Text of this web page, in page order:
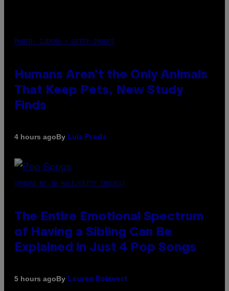
PHOTO: IJDEMA / GETTY IMAGES
Humans Aren’t the Only Animals
That Keep Pets, New Study
Finds
4 hours agoBy Luis Prada
(PHOTO BY JO HALE/GETTY IMAGES)
The Entire Emotional Spectrum
of Having a Sibling Can Be
Explained in Just 4 Pop Songs
5 hours agoBy Lauren Boisvert